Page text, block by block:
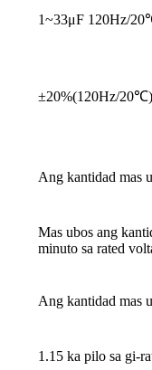
1~33μF 120Hz/
±20%(120Hz/20℃)
Ang kantidad mas
Mas ubos ang
minuto sa rated
Ang kantidad mas
1.15 ka pilo sa gi-